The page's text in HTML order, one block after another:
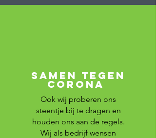
samen tegen
corona
Ook wij proberen ons
steentje bij te dragen en
houden ons aan de regels.
Wij als bedrijf wensen